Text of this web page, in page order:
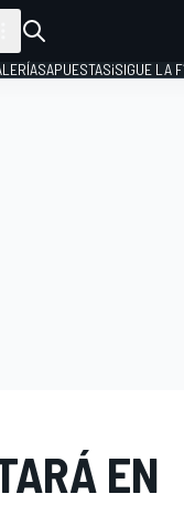
APUESTAS¡SIGUE LA
EN